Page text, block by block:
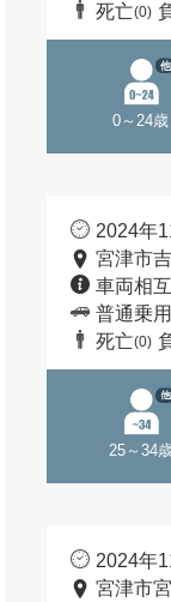
死亡(0)
0～24歳
他
2024年
宮津市
車両相
普通乗
死亡(0)
25～34
他
2024年
宮津市